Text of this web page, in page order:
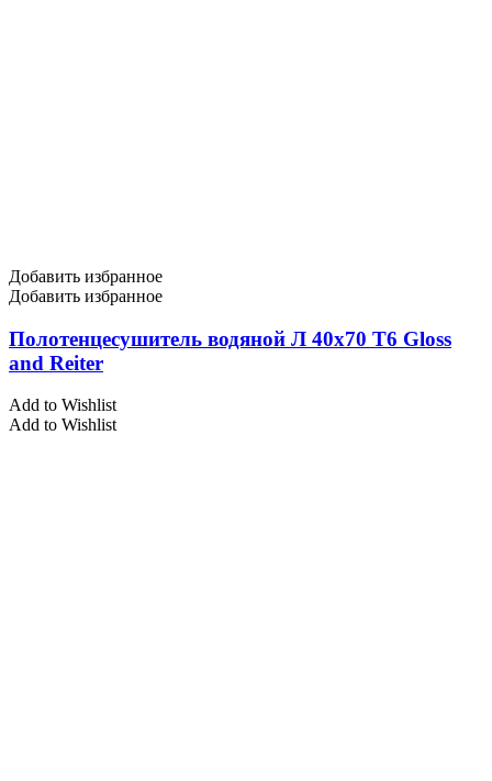
Добавить избранное
Добавить избранное
Полотенцесушитель водяной Л 40х70 Т6 Gloss
and Reiter
Add to Wishlist
Add to Wishlist